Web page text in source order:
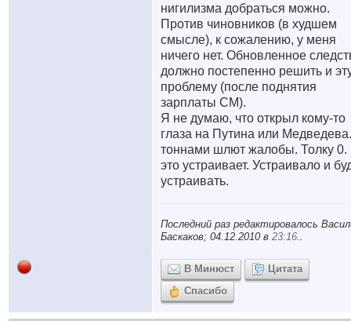
нигилизма добраться можно.
Против чиновников (в худшем
смысле), к сожалению, у меня
ничего нет. Обновленное
должно постепенно решить и
проблему (после поднятия
зарплаты СМ).
Я не думаю, что открыл кому-то
глаза на Путина или
тоннами шлют жалобы. Толку 0.
это устраивает. Устраивало и
устраивать.
Последний раз редактировалось
Баскаков; 04.12.2010 в 23:16..
В Минюст
Цитата
Спасибо